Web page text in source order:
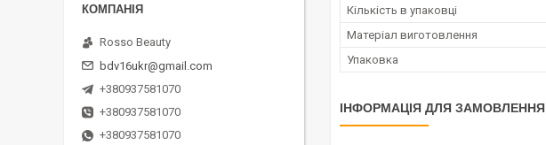
Кількість в упаковці
Матеріал виготовлення
Упаковка
ІНФОРМАЦІЯ ДЛЯ ЗАМОВЛЕННЯ
Rosso Beauty
bdv16ukr@gmail.com
+380937581070
+380937581070
+380937581070